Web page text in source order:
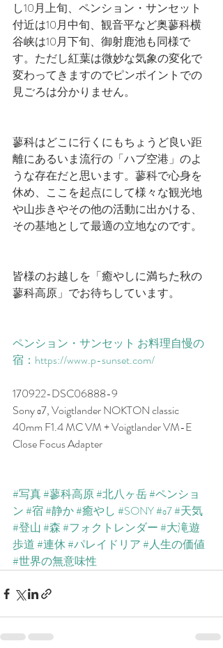
し10月上旬、ペンション・サンセット
付近は10月中旬、観音平など奥蓼科横
谷峡は10月下旬、御射鹿池も同様で
す。ただし紅葉は微妙な気象の変化で
変わってきますのでピンポイントでの
見ごろは分かりません。
蓼科はどこに行くにもちょうど良い距
離にあるいま流行の「ハブ空港」のよ
うな存在だと思います。蓼科で心身を
休め、ここを起点にして様々な観光地
や山歩きやその他の活動に出かける、
その基地として最適の立地なのです。
皆様のお越しを「癒やしに満ちた秋の
蓼科高原」でお待ちしています。
ペンション・サンセット お料理自慢の
宿：https://www.p-sunset.com/
170922-DSC06888-9
Sony α7, Voigtlander NOKTON classic
40mm F1.4 MC VM + Voigtlander VM-E
Close Focus Adapter
#写真#蓼科高原#北八ヶ岳#ペンショ
ン#宿#静か#癒やし #SONY#α7#天気
#登山#森#フォクトレンダー#大滝遊
歩道#連休#パレイドリア#人生の価値
#世界の無意味性